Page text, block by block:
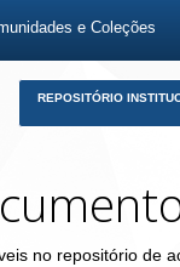
e Coleções
REPOSITÓRIO
no repositório de